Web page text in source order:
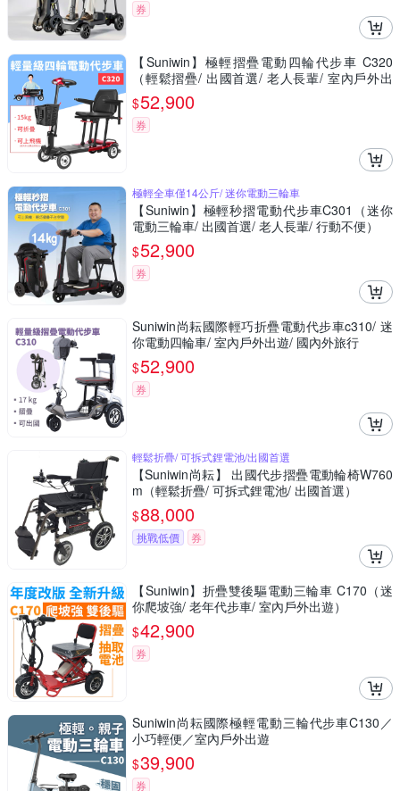
券
【Suniwin】極輕摺疊電動四輪代步車 C320
（輕鬆摺疊/ 出國首選/ 老人長輩/ 室內戶外出
遊）
$52,900
券
極輕全車僅14公斤/ 迷你電動三輪車
【Suniwin】極輕秒摺電動代步車C301（迷你
電動三輪車/ 出國首選/ 老人長輩/ 行動不便）
$52,900
券
Suniwin尚耘國際輕巧折疊電動代步車c310/ 迷
你電動四輪車/ 室內戶外出遊/ 國內外旅行
$52,900
券
輕鬆折疊/ 可拆式鋰電池/出國首選
【Suniwin尚耘】 出國代步摺疊電動輪椅W760
m（輕鬆折疊/ 可拆式鋰電池/ 出國首選）
$88,000
挑戰低價 券
【Suniwin】折疊雙後驅電動三輪車 C170（迷
你爬坡強/ 老年代步車/ 室內戶外出遊）
$42,900
券
Suniwin尚耘國際極輕電動三輪代步車C130／
小巧輕便／室內戶外出遊
$39,900
券